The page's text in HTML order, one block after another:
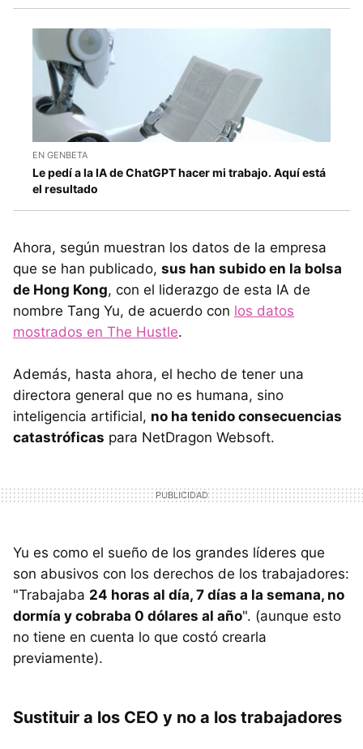
EN GENBETA
Le pedí a la IA de ChatGPT hacer mi trabajo. Aquí está
el resultado
Ahora, según muestran los datos de la empresa
que se han publicado, sus han subido en la bolsa
de Hong Kong, con el liderazgo de esta IA de
nombre Tang Yu, de acuerdo con los datos
mostrados en The Hustle.
Además, hasta ahora, el hecho de tener una
directora general que no es humana, sino
inteligencia artificial, no ha tenido consecuencias
catastróficas para NetDragon Websoft.
Yu es como el sueño de los grandes líderes que
son abusivos con los derechos de los trabajadores:
"Trabajaba 24 horas al día, 7 días a la semana, no
dormía y cobraba 0 dólares al año". (aunque esto
no tiene en cuenta lo que costó crearla
previamente).
Sustituir a los CEO y no a los trabajadores